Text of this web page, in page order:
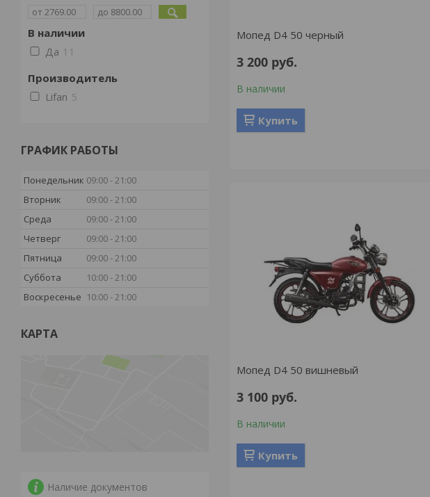
Мопед D4 50 черный
3 200 руб.
В наличии
Купить
Мопед D4 50 вишневый
3 100 руб.
В наличии
Купить
В наличии
Да 11
Производитель
Lifan 5
ГРАФИК РАБОТЫ
Понедельник 09:00 21:00
Вторник
09:00 21:00
Среда
09:00 21:00
Четверг
09:00 21:00
Пятница
09:00 21:00
Суббота
10:00 21:00
Воскресенье 10:00 21:00
КАРТА
Наличие документов